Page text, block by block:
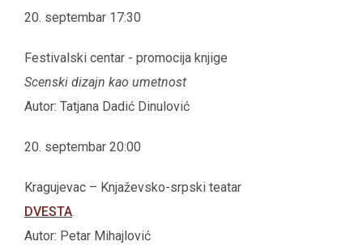
20. septembar 17:30
Festivalski centar - promocija knjige
Scenski dizajn kao umetnost
Autor: Tatjana Dadić Dinulović
20. septembar 20:00
Kragujevac – Knjaževsko-srpski teatar
DVESTA
Autor: Petar Mihajlović